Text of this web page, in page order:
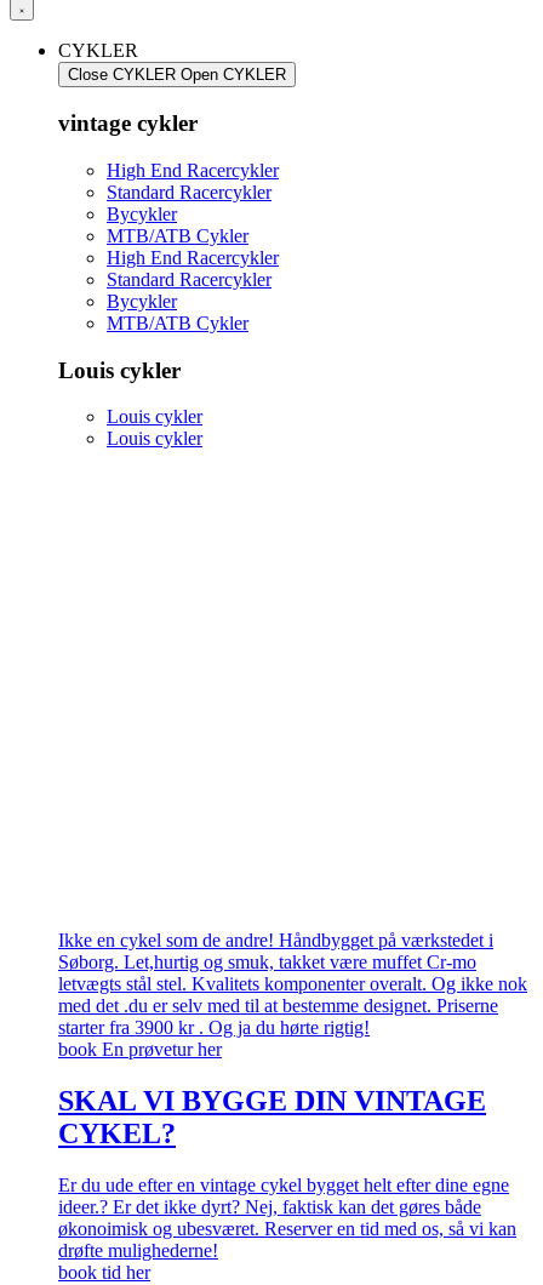
CYKLER
Close CYKLER Open CYKLER
vintage cykler
High End Racercykler
Standard Racercykler
Bycykler
MTB/ATB Cykler
High End Racercykler
Standard Racercykler
Bycykler
MTB/ATB Cykler
Louis cykler
Louis cykler
Louis cykler
Ikke en cykel som de andre! Håndbygget på værkstedet i
Søborg. Let,hurtig og smuk, takket være muffet Cr-mo
letvægts stål stel. Kvalitets komponenter overalt. Og ikke nok
med det .du er selv med til at bestemme designet. Priserne
starter fra 3900 kr . Og ja du hørte rigtig!
book En prøvetur her
SKAL VI BYGGE DIN VINTAGE
CYKEL?
Er du ude efter en vintage cykel bygget helt efter dine egne
ideer.? Er det ikke dyrt? Nej, faktisk kan det gøres både
økonoimisk og ubesværet. Reserver en tid med os, så vi kan
drøfte mulighederne!
book tid her